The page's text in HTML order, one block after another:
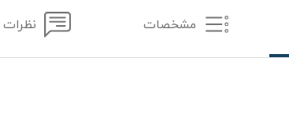
مشخصات نظرات